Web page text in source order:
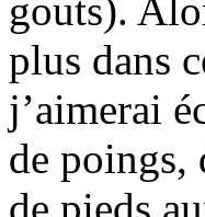
gouts).
plus dans
j’aimerai
de poings,
de pieds